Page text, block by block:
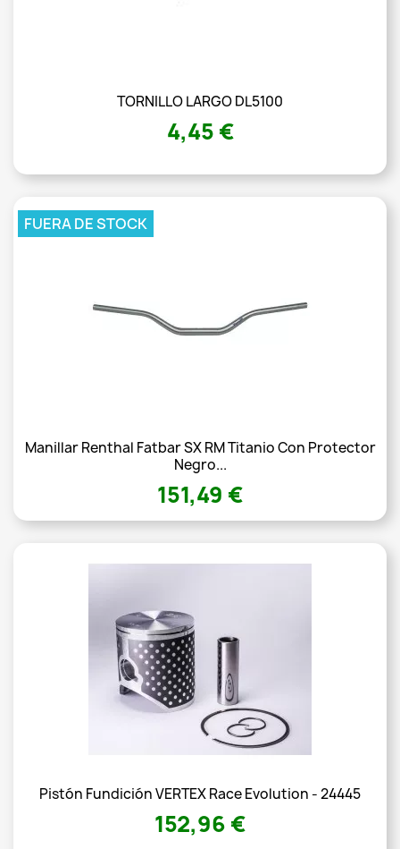
TORNILLO LARGO DL5100
4,45 €
Manillar Renthal Fatbar SX RM Titanio Con Protector
Negro...
151,49 €
FUERA DE STOCK
Pistón Fundición VERTEX Race Evolution - 24445
152,96 €